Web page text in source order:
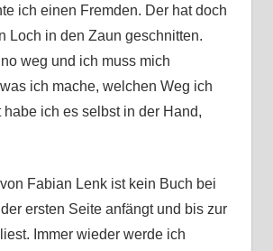
ich einen Fremden. Der hat doch
Loch in den Zaun geschnitten.
weg und ich muss mich
ich mache, welchen Weg ich
habe ich es selbst in der Hand,
Fabian Lenk ist kein Buch bei
ersten Seite anfängt und bis zur
Immer wieder werde ich